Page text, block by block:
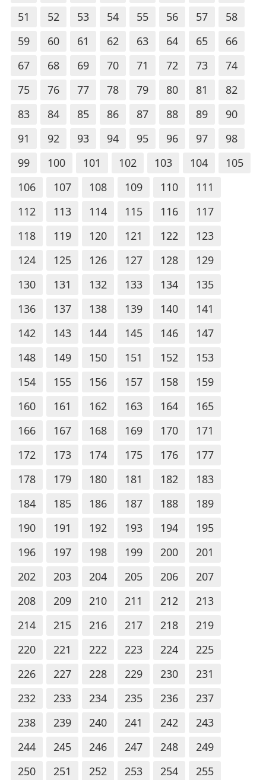
51
52 53 54 55 56 57
58
59
60 61 62 63 64 65
66
67
68 69 70 71 72 73
74
75
76 77 78 79 80 81
82
83
84 85 86 87 88 89
90
91
92 93 94 95 96 97
98
99
100 101 102 103 104
105
106
107 108 109 110
111
112
113 114 115 116
117
118
119 120 121 122
123
124
125 126 127 128
129
130
131 132 133 134
135
136
137 138 139 140
141
142
143 144 145 146
147
148
149 150 151 152
153
154
155 156 157 158
159
160
161 162 163 164
165
166
167 168 169 170
171
172
173 174 175 176
177
178
179 180 181 182
183
184
185 186 187 188
189
190
191 192 193 194
195
196
197 198 199 200
201
202
203 204 205 206
207
208
209 210 211 212
213
214
215 216 217 218
219
220
221 222 223 224
225
226
227 228 229 230
231
232
233 234 235 236
237
238
239 240 241 242
243
244
245 246 247 248
249
250
251 252 253 254
255